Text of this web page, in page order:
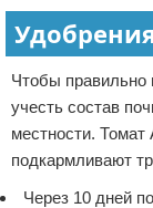
Чтобы правильно
учесть состав
местности. Томат
подкармливают
Через 10 дней